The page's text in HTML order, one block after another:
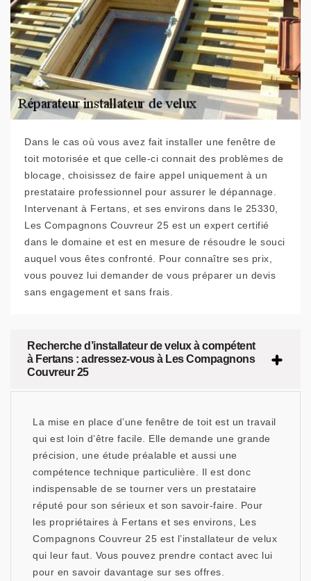
Dans le cas où vous avez fait installer une fenêtre de
toit motorisée et que celle-ci connait des problèmes de
blocage, choisissez de faire appel uniquement à un
prestataire professionnel pour assurer le dépannage.
Intervenant à Fertans, et ses environs dans le 25330,
Les Compagnons Couvreur 25 est un expert certifié
dans le domaine et est en mesure de résoudre le souci
auquel vous êtes confronté. Pour connaître ses prix,
vous pouvez lui demander de vous préparer un devis
sans engagement et sans frais.
Recherche d’installateur de velux à compétent
à Fertans : adressez-vous à Les Compagnons
Couvreur 25
La mise en place d’une fenêtre de toit est un travail
qui est loin d’être facile. Elle demande une grande
précision, une étude préalable et aussi une
compétence technique particulière. Il est donc
indispensable de se tourner vers un prestataire
réputé pour son sérieux et son savoir-faire. Pour
les propriétaires à Fertans et ses environs, Les
Compagnons Couvreur 25 est l’installateur de velux
qui leur faut. Vous pouvez prendre contact avec lui
pour en savoir davantage sur ses offres.